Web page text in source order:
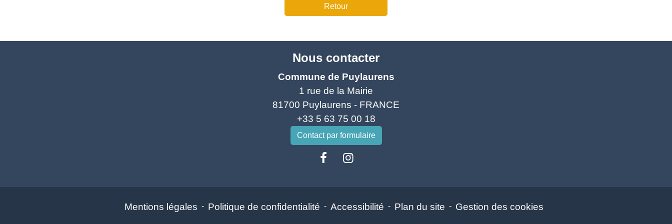
Retour
Nous contacter
Commune de Puylaurens
1 rue de la Mairie
81700 Puylaurens - FRANCE
+33 5 63 75 00 18
Contact par formulaire
Mentions légales - Politique de confidentialité - Accessibilité - Plan du site - Gestion des cookies